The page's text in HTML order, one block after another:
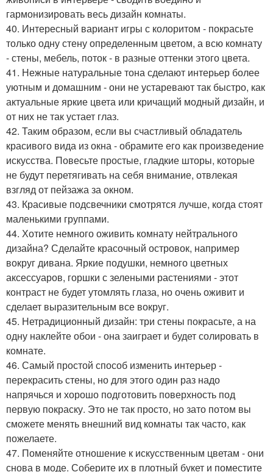
гармонизировать весь дизайн комнаты.
40. Интересный вариант игры с колоритом - покрасьте
только одну стену определенным цветом, а всю комнату
- стены, мебель, поток - в разные оттенки этого цвета.
41. Нежные натуральные тона сделают интерьер более
уютным и домашним - они не устаревают так быстро, как
актуальные яркие цвета или кричащий модный дизайн, и
от них не так устает глаз.
42. Таким образом, если вы счастливый обладатель
красивого вида из окна - обрамите его как произведение
искусства. Повесьте простые, гладкие шторы, которые
не будут перетягивать на себя внимание, отвлекая
взгляд от пейзажа за окном.
43. Красивые подсвечники смотрятся лучше, когда стоят
маленькими группами.
44. Хотите немного оживить комнату нейтрального
дизайна? Сделайте красочный островок, например
вокруг дивана. Яркие подушки, немного цветных
аксессуаров, горшки с зелеными растениями - этот
контраст не будет утомлять глаза, но очень оживит и
сделает выразительным все вокруг.
45. Нетрадиционный дизайн: три стены покрасьте, а на
одну наклейте обои - она заиграет и будет солировать в
комнате.
46. Самый простой способ изменить интерьер -
перекрасить стены, но для этого один раз надо
напрячься и хорошо подготовить поверхность под
первую покраску. Это не так просто, но зато потом вы
сможете менять внешний вид комнаты так часто, как
пожелаете.
47. Поменяйте отношение к искусственным цветам - они
снова в моде. Соберите их в плотный букет и поместите